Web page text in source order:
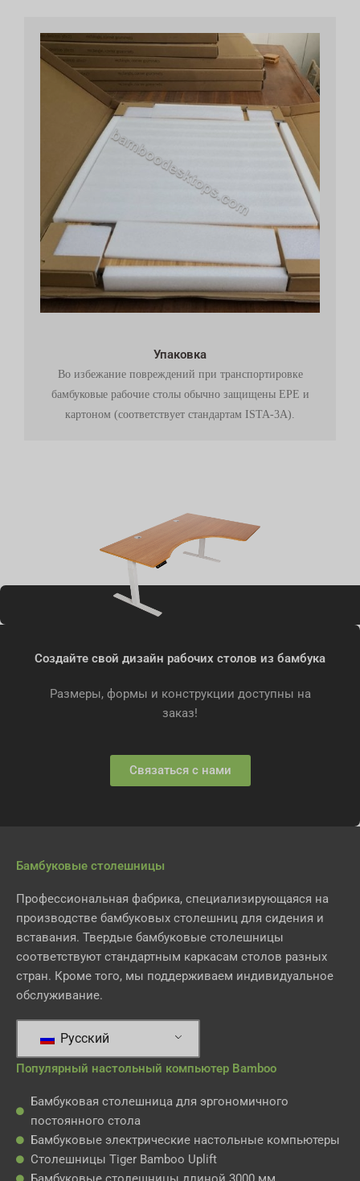
Упаковка
Во избежание повреждений при транспортировке
бамбуковые рабочие столы обычно защищены EPE и
картоном (соответствует стандартам ISTA-3A).
Создайте свой дизайн рабочих столов из бамбука
Размеры, формы и конструкции доступны на
заказ!
Связаться с нами
Бамбуковые столешницы
Профессиональная фабрика, специализирующаяся на
производстве бамбуковых столешниц для сидения и
вставания. Твердые бамбуковые столешницы
соответствуют стандартным каркасам столов разных
стран. Кроме того, мы поддерживаем индивидуальное
обслуживание.
Русский
Популярный настольный компьютер Bamboo
Бамбуковая столешница для эргономичного
постоянного стола
Бамбуковые электрические настольные компьютеры
Столешницы Tiger Bamboo Uplift